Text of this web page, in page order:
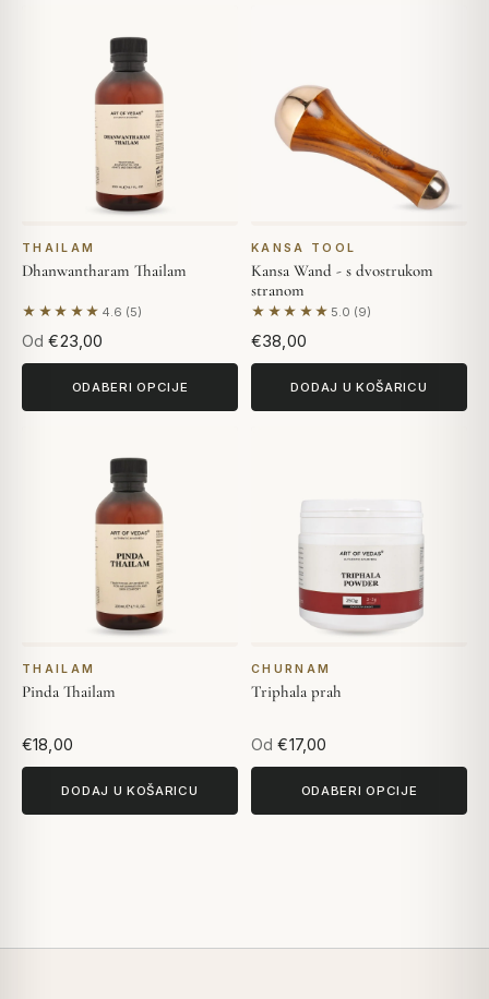
THAILAM
Dhanwantharam Thailam
★★★★★ 4.6 (5)
Na temelju 5 recenzija
Od €23,00
ODABERI OPCIJE
KANSA TOOL
Kansa Wand - s dvostrukom
stranom
★★★★★ 5.0 (9)
Na temelju 9 recenzija
€38,00
DODAJ U KOŠARICU
THAILAM
Pinda Thailam
€18,00
DODAJ U KOŠARICU
CHURNAM
Triphala prah
Od €17,00
ODABERI OPCIJE